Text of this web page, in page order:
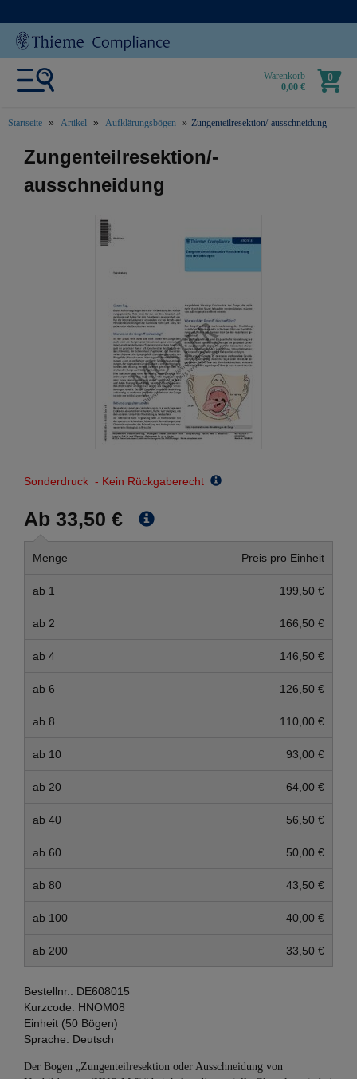
Warenkorb
0,00 €
0
Startseite Artikel Aufklärungsbögen Zungenteilresektion/-ausschneidung
text.skipToContent
text.skipToNavigation
Zungenteilresektion/-
ausschneidung
Sonderdruck - Kein Rückgaberecht
Ab 33,50 €
Menge Preis pro Einheit
ab 1 199,50 €
ab 2 166,50 €
ab 4 146,50 €
ab 6 126,50 €
ab 8 110,00 €
ab 10 93,00 €
ab 20 64,00 €
ab 40 56,50 €
ab 60 50,00 €
ab 80 43,50 €
ab 100 40,00 €
ab 200 33,50 €
Bestellnr.: DE608015
Kurzcode: HNOM08
Einheit (50 Bögen)
Sprache: Deutsch
Der Bogen „Zungenteilresektion oder Ausschneidung von